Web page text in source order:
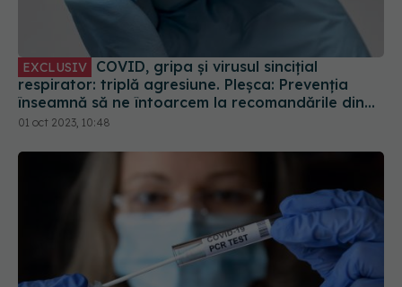
EXCLUSIV COVID, gripa și virusul sincițial
respirator: triplă agresiune. Pleșca: Prevenția
înseamnă să ne întoarcem la recomandările din
timpul pandemiei!
01 oct 2023, 10:48